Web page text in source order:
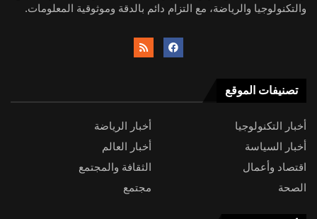
والتكنولوجيا والرياضة، مع التزام دائم بالدقة وموثوقية المعلومات.
تصنيفات الموقع
أخبار التكنولوجيا
أخبار الرياضة
أخبار السياسة
أخبار العالم
اقتصاد وأعمال
الثقافة والمجتمع
الصحة
مجتمع